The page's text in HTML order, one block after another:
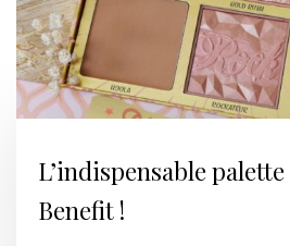
L’indispensable
Benefit !